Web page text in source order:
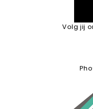
Volg jij